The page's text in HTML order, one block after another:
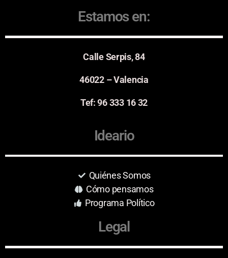
Estamos en:
Calle Serpis, 84
46022 – Valencia
Tef: 96 333 16 32
Ideario
Quiénes Somos
Cómo pensamos
Programa Político
Legal